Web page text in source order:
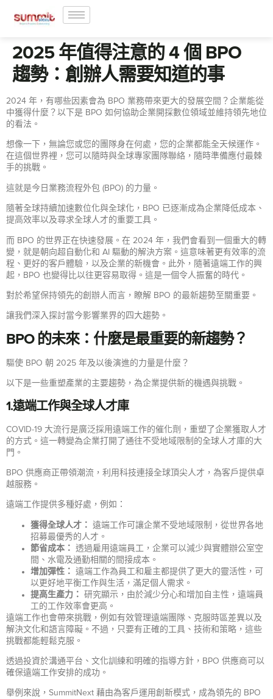
2025 年值得注意的 4 個 BPO
趨勢：創辦人需要知道的事
2024 年，有哪些因素會為 BPO 業務帶來更大的發展空間？企業能從
中獲得什麼？以下是 BPO 如何協助企業開採數位領域並維持領先地位
的看法。
想像一下，無論您或您的團隊身在何處，您的企業都能全天候運作。
在這個世界裡，您可以隨時與全球專家團隊聯絡，隨時準備應付最棘
手的挑戰。
這就是今日業務流程外包 (BPO) 的力量。
隨著全球持續加速數位化與全球化，BPO 已逐漸成為企業降低成本、
提高效率以及尋求全球人才的重要工具。
而 BPO 的世界正在快速發展。在 2024 年，我們會看到一個重大的轉
變，就是朝向超自動化和 AI 驅動的解決方案。這意味著更有效率的流
程、更好的客戶體驗，以及企業的新機會。此外，隨著遠端工作的興
起，BPO 也變得比以往更容易取得。這是一個令人振奮的時代。
對於希望保持領先的創辦人而言，瞭解 BPO 的最新趨勢至關重要。
讓我們深入探討當今影響業界的四大趨勢。
BPO 的未來：什麼是最重要的新趨勢？
驅使 BPO 朝 2025 年及以後演進的力量是什麼？
以下是一些重塑產業的主要趨勢，為企業提供新的機遇與挑戰。
1.遠端工作與全球人才庫
COVID-19 大流行是廣泛採用遠端工作的催化劑，重塑了企業獲取人才
的方式。這一轉變為企業打開了通往不受地域限制的全球人才庫的大
門。
BPO 供應商正帶領潮流，利用科技連接全球頂尖人才，為客戶提供卓
越服務。
遠端工作提供多種好處，例如：
獲得全球人才： 遠端工作可讓企業不受地域限制，從世界各地
招募最優秀的人才。
節省成本： 透過雇用遠端員工，企業可以減少與實體辦公室空
間、水電及通勤相關的間接成本。
增加彈性： 遠端工作為員工和雇主都提供了更大的靈活性，可
以更好地平衡工作與生活，滿足個人需求。
提高生產力：
研究顯示，由於減少分心和增加自主性，遠端員
工的工作效率會更高。
遠端工作也會帶來挑戰，例如有效管理遠端團隊、克服時區差異以及
解決文化和語言障礙。不過，只要有正確的工具、技術和策略，這些
挑戰都能輕鬆克服。
透過投資於溝通平台、文化訓練和明確的指導方針，BPO 供應商可以
確保遠端工作安排的成功。
舉例來說，SummitNext 藉由為客戶運用創新模式，成為領先的 BPO